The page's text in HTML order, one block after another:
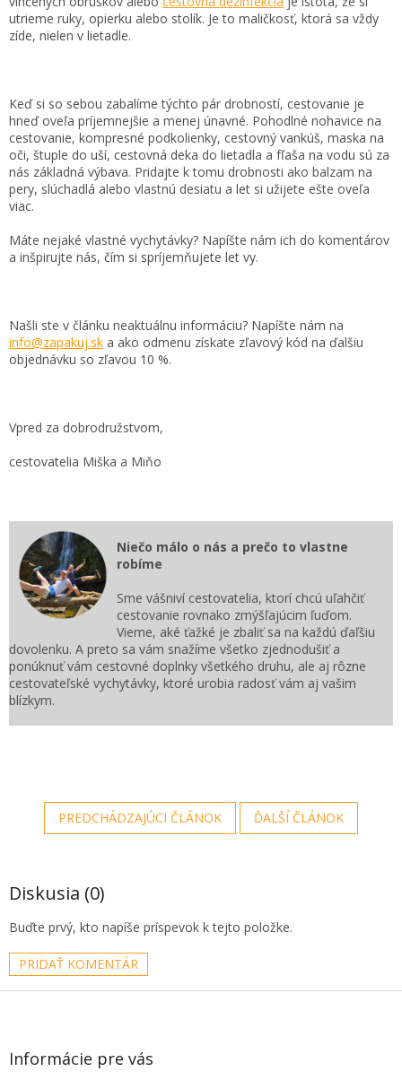
utrieme ruky, opierku alebo stolík. Je to maličkosť, ktorá sa vždy
zíde, nielen v lietadle.
Keď si so sebou zabalíme týchto pár drobností, cestovanie je
hneď oveľa príjemnejšie a menej únavné. Pohodlné nohavice na
cestovanie, kompresné podkolienky, cestovný vankúš, maska na
oči, štuple do uší, cestovná deka do lietadla a fľaša na vodu sú za
nás základná výbava. Pridajte k tomu drobnosti ako balzam na
pery, slúchadlá alebo vlastnú desiatu a let si užijete ešte oveľa
viac.
Máte nejaké vlastné vychytávky? Napíšte nám ich do komentárov
a inšpirujte nás, čím si spríjemňujete let vy.
Našli ste v článku neaktuálnu informáciu? Napíšte nám na
info@zapakuj.sk a ako odmenu získate zľavový kód na ďalšiu
objednávku so zľavou 10 %.
Vpred za dobrodružstvom,
cestovatelia Miška a Miňo
Niečo málo o nás a prečo to vlastne
robíme
Sme vášniví cestovatelia, ktorí chcú uľahčiť
cestovanie rovnako zmýšľajúcim ľuďom.
Vieme, aké ťažké je zbaliť sa na každú ďaľšiu
dovolenku. A preto sa vám snažíme všetko zjednodušiť a
ponúknuť vám cestovné doplnky všetkého druhu, ale aj rôzne
cestovateľské vychytávky, ktoré urobia radosť vám aj vašim
blízkym.
PREDCHÁDZAJÚCI ČLÁNOK ĎALŠÍ ČLÁNOK
Diskusia (0)
Buďte prvý, kto napíše príspevok k tejto položke.
PRIDAŤ KOMENTÁR
Z
Informácie pre vás